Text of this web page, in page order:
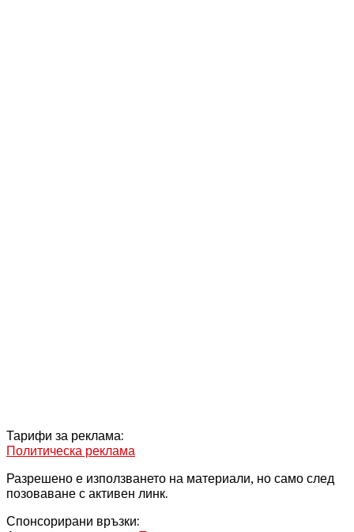
Тарифи за реклама:
Политическа реклама
Разрешено е използването на материали, но само след
позоваване с активен линк.
Спонсорирани връзки: